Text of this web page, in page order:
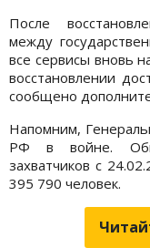
После
между
все сервисы вновь
восстановлении
сообщено
Напомним,
РФ в войне.
захватчиков с
395 790 человек.